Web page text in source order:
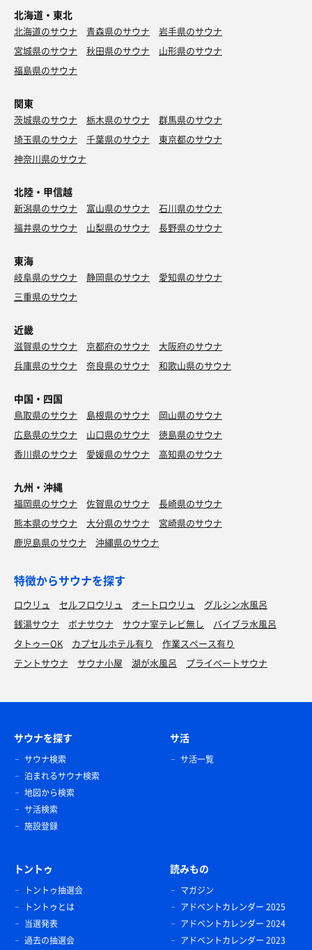
メバチマグロ
今日はスシローでテイクアウト🍣
北海道・東北
北海道のサウナ 青森県のサウナ
岩手県のサウナ
宮城県のサウナ
秋田県のサウナ
山形県のサウナ
福島県のサウナ
関東
茨城県のサウナ 栃木県のサウナ
群馬県のサウナ
埼玉県のサウナ
千葉県のサウナ
東京都のサウナ
神奈川県のサウナ
北陸・甲信越
新潟県のサウナ 富山県のサウナ
石川県のサウナ
福井県のサウナ
山梨県のサウナ 長野県のサウナ
東海
岐阜県のサウナ 静岡県のサウナ
愛知県のサウナ
三重県のサウナ
近畿
滋賀県のサウナ 京都府のサウナ
大阪府のサウナ
兵庫県のサウナ
奈良県のサウナ 和歌山県のサウナ
中国・四国
鳥取県のサウナ 島根県のサウナ
岡山県のサウナ
広島県のサウナ
山口県のサウナ
徳島県のサウナ
香川県のサウナ
愛媛県のサウナ 高知県のサウナ
九州・沖縄
福岡県のサウナ 佐賀県のサウナ
長崎県のサウナ
熊本県のサウナ
大分県のサウナ
宮崎県のサウナ
鹿児島県のサウナ
沖縄県のサウナ
特徴からサウナを探す
ロウリュ セルフロウリュ オートロウリュ
グルシン水風呂
銭湯サウナ
ボナサウナ サウナ室テレビ無し
バイブラ水風呂
タトゥーOK
カプセルホテル有り
作業スペース有り
テントサウナ
サウナ小屋 湖が水風呂 プライベートサウナ
サウナを探す
サウナ検索
泊まれるサウナ検索
地図から検索
サ活検索
施設登録
サ活
サ活一覧
トントゥ
トントゥ抽選会
トントゥとは
当選発表
過去の抽選会
読みもの
マガジン
アドベントカレンダー 2025
アドベントカレンダー 2024
アドベントカレンダー 2023